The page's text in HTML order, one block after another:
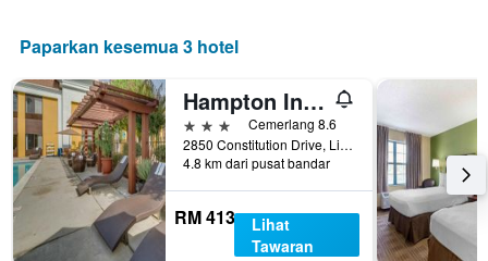
Paparkan kesemua 3 hotel
Hampton Inn Livermore-East Bay
3 bintangCemerlang 8.6
2850 Constitution Drive, Livermore, CA, Amerika Syarikat
4.8 km dari pusat bandar
RM 413
Lihat
Tawaran